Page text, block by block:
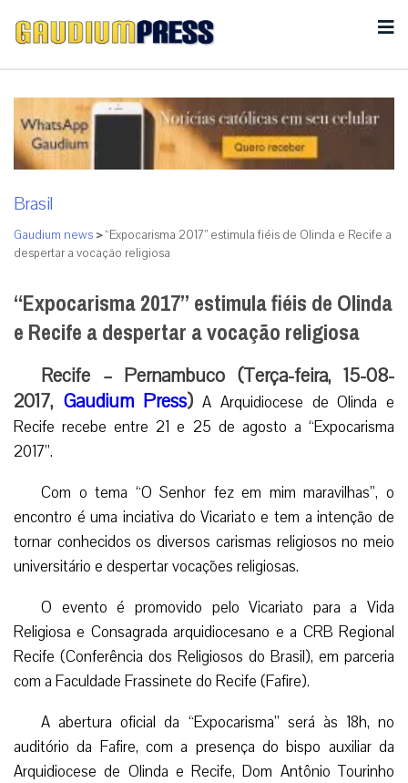
Brasil
Gaudium news >“Expocarisma 2017” estimula fiéis de Olinda e Recife a
despertar a vocação religiosa
“Expocarisma 2017” estimula fiéis de Olinda
e Recife a despertar a vocação religiosa
Recife – Pernambuco (Terça-feira, 15-08-
2017, Gaudium Press) A Arquidiocese de Olinda e
Recife recebe entre 21 e 25 de agosto a “Expocarisma
2017”.
Com o tema “O Senhor fez em mim maravilhas”, o
encontro é uma inciativa do Vicariato e tem a intenção de
tornar conhecidos os diversos carismas religiosos no meio
universitário e despertar vocações religiosas.
O evento é promovido pelo Vicariato para a Vida
Religiosa e Consagrada arquidiocesano e a CRB Regional
Recife (Conferência dos Religiosos do Brasil), em parceria
com a Faculdade Frassinete do Recife (Fafire).
A abertura oficial da “Expocarisma” será às 18h, no
auditório da Fafire, com a presença do bispo auxiliar da
Arquidiocese de Olinda e Recife, Dom Antônio Tourinho